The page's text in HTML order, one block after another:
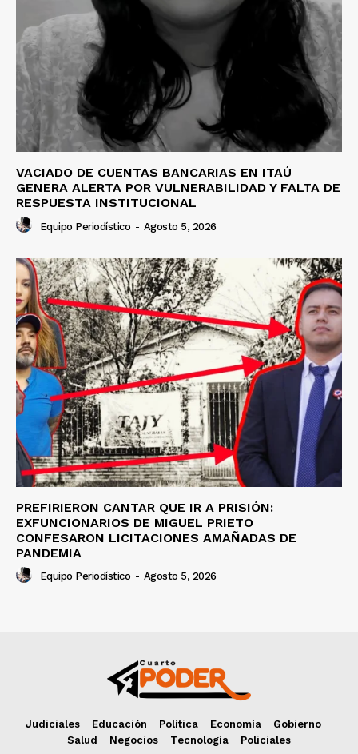
VACIADO DE CUENTAS BANCARIAS EN ITAÚ
GENERA ALERTA POR VULNERABILIDAD Y FALTA DE
RESPUESTA INSTITUCIONAL
Equipo Periodístico - Agosto 5, 2026
PREFIRIERON CANTAR QUE IR A PRISIÓN:
EXFUNCIONARIOS DE MIGUEL PRIETO
CONFESARON LICITACIONES AMAÑADAS DE
PANDEMIA
Equipo Periodístico - Agosto 5, 2026
Judiciales Educación Política Economía
Gobierno
Salud
Negocios Tecnología Policiales